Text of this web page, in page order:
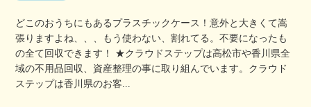
どこのおうちにもあるプラスチックケース！意外と大きくて嵩
張りますよね、、、もう使わない、割れてる。不要になったも
の全て回収できます！ ★クラウドステップは高松市や香川県全
域の不用品回収、資産整理の事に取り組んでいます。クラウド
ステップは香川県のお客...